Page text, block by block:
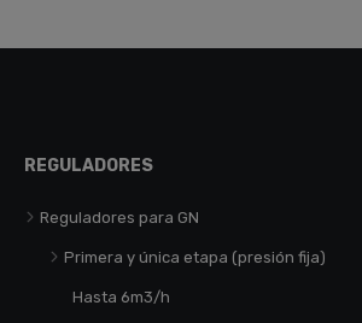
REGULADORES
Reguladores para GN
Primera y única etapa (presión fija)
Hasta 6m3/h